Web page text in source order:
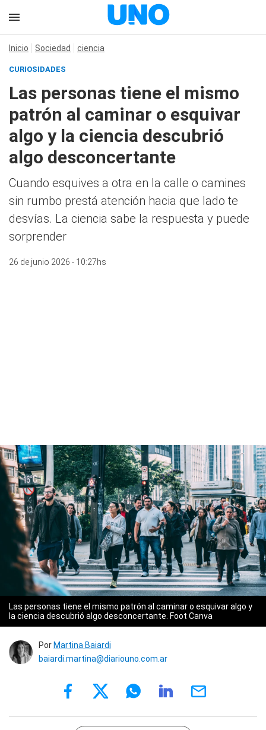
Inicio Sociedad ciencia
CURIOSIDADES
Las personas tiene el mismo
patrón al caminar o esquivar
algo y la ciencia descubrió
algo desconcertante
Cuando esquives a otra en la calle o camines
sin rumbo prestá atención hacia que lado te
desvías. La ciencia sabe la respuesta y puede
sorprender
26 de junio 2026 - 10:27hs
Las personas tiene el mismo patrón al caminar o esquivar algo y
la ciencia descubrió algo desconcertante. Foot Canva
Por Martina Baiardi
baiardi.martina@diariouno.com.ar